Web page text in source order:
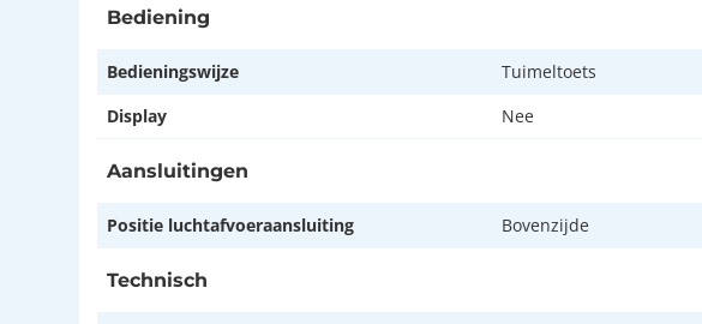
Bediening
Bedieningswijze
Tuimeltoets
Display
Nee
Aansluitingen
Positie luchtafvoeraansluiting Bovenzijde
Technisch